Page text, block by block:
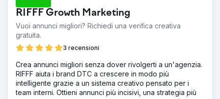
RIFFF Growth Marketing
Vuoi annunci migliori? Richiedi una verifica creativa
gratuita.
3 recensioni
Crea annunci migliori senza dover rivolgerti a un'agenzia.
RIFFF aiuta i brand DTC a crescere in modo più
intelligente grazie a un sistema creativo pensato per i
team interni. Ottieni annunci più incisivi, una strategia più